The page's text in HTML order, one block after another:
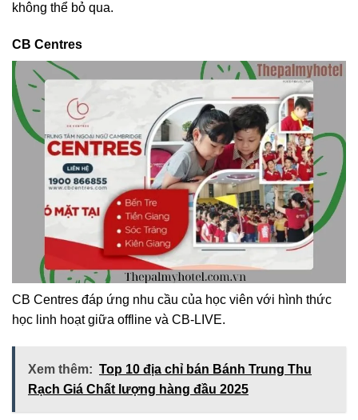
không thể bỏ qua.
CB Centres
CB Centres đáp ứng nhu cầu của học viên với hình thức
học linh hoạt giữa offline và CB-LIVE.
Xem thêm: Top 10 địa chỉ bán Bánh Trung Thu
Rạch Giá Chất lượng hàng đầu 2025